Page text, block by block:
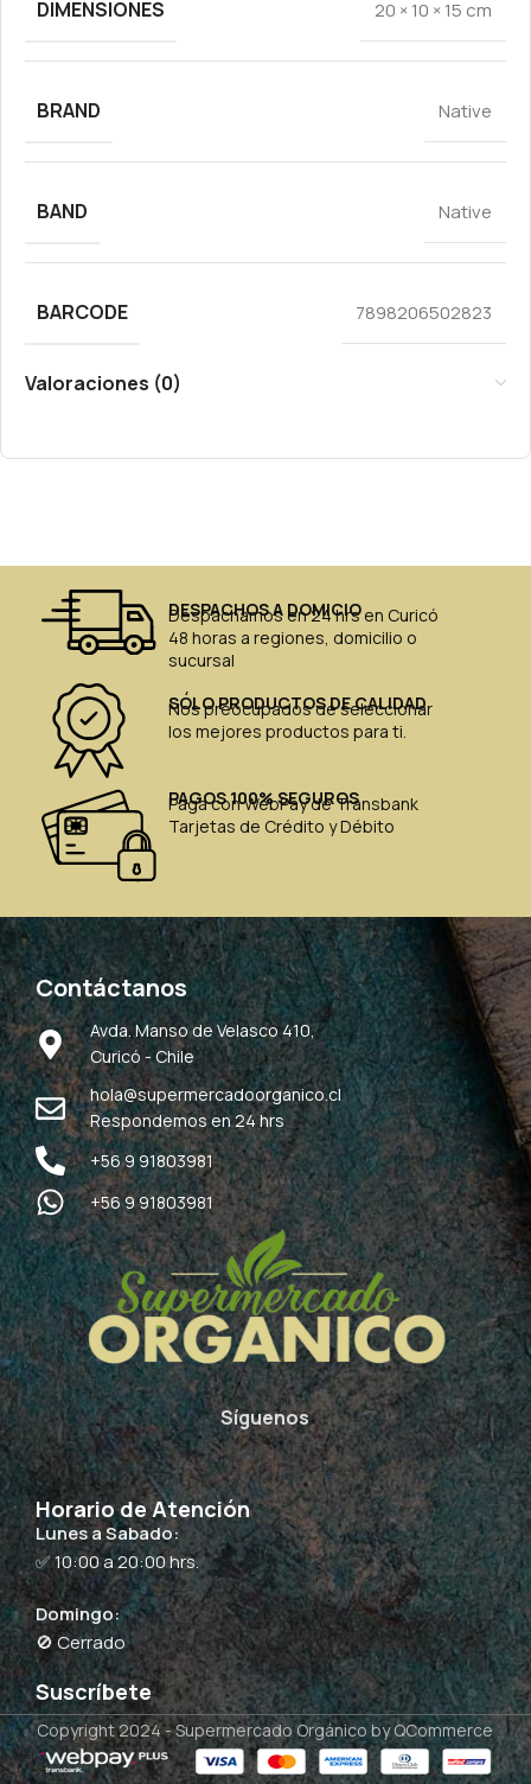
DIMENSIONES 20 × 10 × 15 cm
BRAND Native
BAND Native
BARCODE 7898206502823
Valoraciones (0)
DESPACHOS A DOMICIO
Despachamos en 24 hrs en Curicó
48 horas a regiones, domicilio o
sucursal
SÓLO PRODUCTOS DE CALIDAD
Nos preocupados de seleccionar
los mejores productos para ti.
PAGOS 100% SEGUROS
Paga con WebPay de Transbank
Tarjetas de Crédito y Débito
Contáctanos
Avda. Manso de Velasco 410,
Curicó - Chile
hola@supermercadoorganico.cl
Respondemos en 24 hrs
+56 9 91803981
+56 9 91803981
Síguenos
Horario de Atención
Lunes a Sabado:
✅ 10:00 a 20:00 hrs.
Domingo:
🚫 Cerrado
Suscríbete
Copyright 2024 -Supermercado Orgánico by QCommerce